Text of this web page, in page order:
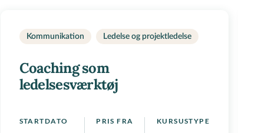
Kommunikation Ledelse og projektledelse
Coaching som
ledelsesværktøj
STARTDATO PRIS FRA KURSUSTYPE